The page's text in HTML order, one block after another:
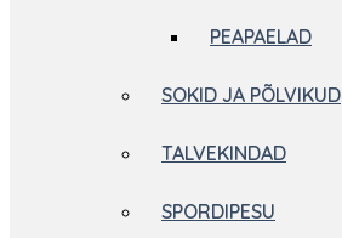
PEAPAELAD
SOKID JA PÕLVIKUD
TALVEKINDAD
SPORDIPESU